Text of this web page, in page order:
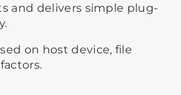
and delivers simple plug-
on host device, file